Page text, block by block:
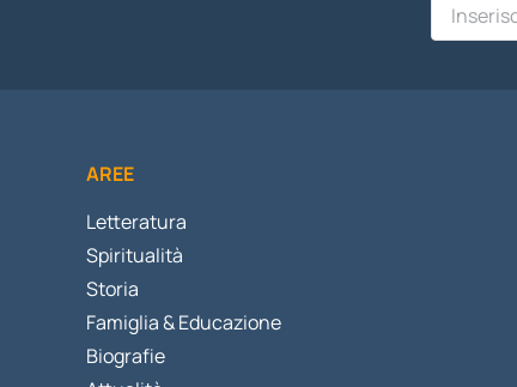
AREE
Letteratura
Spiritualità
Storia
Famiglia & Educazione
Biografie